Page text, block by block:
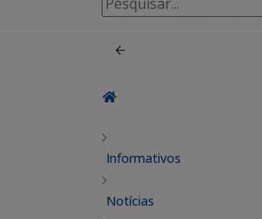
por:
Informativos
Notícias